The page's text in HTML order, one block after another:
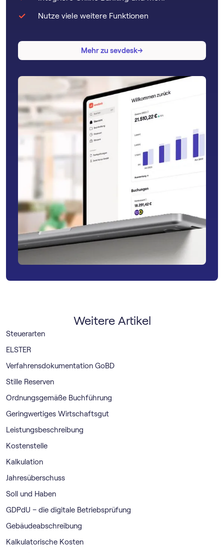
Nutze viele weitere Funktionen
Mehr zu sevdesk→
→
Weitere Artikel
Steuerarten
ELSTER
Verfahrensdokumentation GoBD
Stille Reserven
Ordnungsgemäße Buchführung
Geringwertiges Wirtschaftsgut
Leistungsbeschreibung
Kostenstelle
Kalkulation
Jahresüberschuss
Soll und Haben
GDPdU – die digitale Betriebsprüfung
Gebäudeabschreibung
Kalkulatorische Kosten